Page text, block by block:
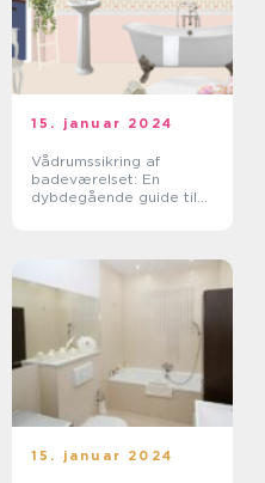
15. januar 2024
Vådrumssikring af
badeværelset: En
dybdegående guide til
15. januar 2024